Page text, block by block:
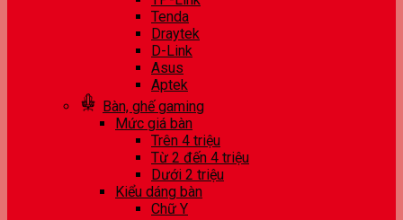
Tenda
Draytek
D-Link
Asus
Aptek
Bàn, ghế gaming
Mức giá bàn
Trên 4 triệu
Từ 2 đến 4 triệu
Dưới 2 triệu
Kiểu dáng bàn
Chữ Y